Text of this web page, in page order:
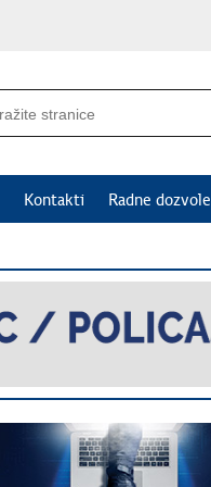
Kontakti Radne dozvole